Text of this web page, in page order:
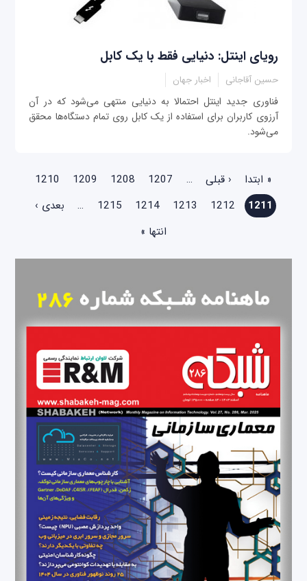
رویای اینتل: دنیایی فقط با یک کابل
حسین آقاجانی اخبار جهان
فناوری جدید اینتل احتمالا به دنیایی منتهی می‌شود که در آن
آرزوی کاربران برای استفاده از یک کابل روی تمام دستگاه‌ها محقق
می‌شود.
صفحه‌ها
« ابتدا ‹ قبلی …
1207
1208
1209
1210
1211
1212
1213
1214
1215
…
بعدی ›
انتها »